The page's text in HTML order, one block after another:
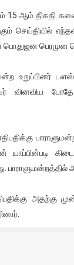
நடந்தது
வழங்கப்பட்ட
15 ஆம் திகதி
செய்தியில்
பெரமுன
உறுப்பினர்
வினவிய
பாராளுமன்றத்தில்
அதற்கு